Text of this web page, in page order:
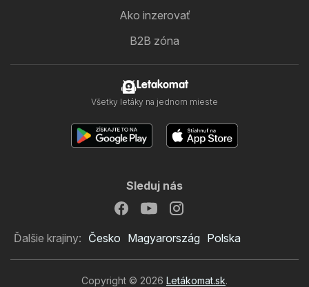
Ako inzerovať
B2B zóna
Letakomat
Všetky letáky na jednom mieste
Sleduj nás
Ďalšie krajiny: Česko Magyarország Polska
Copyright © 2026 Letákomat.sk.